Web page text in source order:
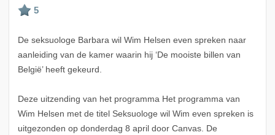
De seksuologe Barbara wil Wim Helsen even spreken naar
aanleiding van de kamer waarin hij ‘De mooiste billen van
België’ heeft gekeurd.
Deze uitzending van het programma Het programma van
Wim Helsen met de titel Seksuologe wil Wim even spreken is
uitgezonden op donderdag 8 april door Canvas. De